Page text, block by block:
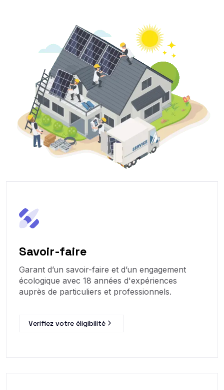
Savoir-faire
Garant d’un savoir-faire et d’un engagement
écologique avec 18 années d'expériences
auprès de particuliers et professionnels.
Verifiez votre éligibilité